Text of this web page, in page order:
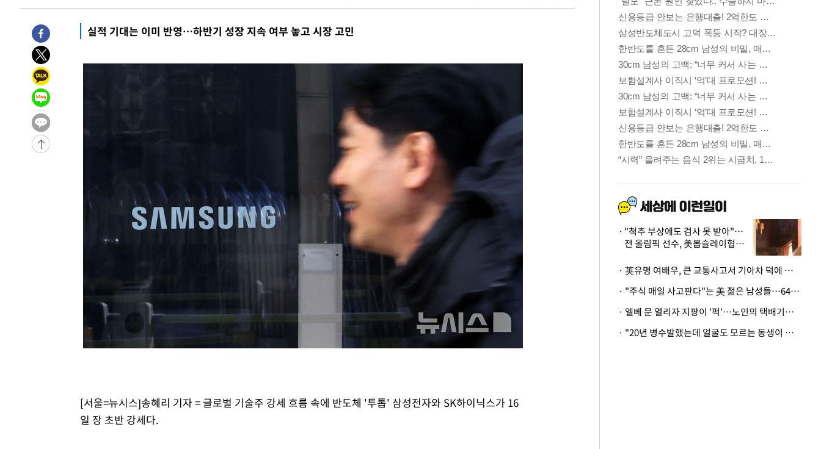
-2566초 전 >여수 오동도 해상서 모터보트 전복…1명 사망·1명 실종
20분 전 >
극한폭염 한풀 꺾이지만…'낮 최고 35도' 무더위, 열대야 계속[다음주 날
1시간 전 >
1시간 전 >
[속보]'압수수색·성접대 논란' 축구협회 "실망과 걱정 안겨드려 죄송"
4시간 전 >
6시간 전 >
-27395초 전 >
한민수·김용 순
-27348초 전 >
[속보]김민석, 與 전대 당원투표 누적 득표율 45.42%로 1위… 정
청래 44.56%
-26630초 전 >
[속보]與 당대표 경선, 제주·인천 권리당원 투표 김민석 승리
낮 최고 35도 '무더위'…동해안 시간당 30㎜ '강한 비'[내일날씨]
[속보]이강인 "감독님이 원하는 마음 느꼈고, 많은 트로피 원해 아
수도권 40도 육박 '펄펄'…동해안 일부 지역엔 호의주의보
강릉에 시간당 81.4㎜ 물폭탄…도로 잠기고 담벼락 붕괴
백운산서 80년근 천종산삼 9뿌리 발견…감정가 1.3억원
선재도서 해루질 나섰다 실종 60대, 닷새 만에 숨진 채 발견
남자 농구, 나고야 아시안게임서 '홈팀' 일본과 한일전
여수 오동도 해상서 모터보트 전복…1명 사망·1명 실종
극한폭염 한풀 꺾이지만…'낮 최고 35도' 무더위, 열대야 계속[다음주 날
'최고 37도' 폭염 지속…강원동해안 최대 150㎜ 비
[속보]뉴욕증시 상승 마감…S&P 0.6% 나스닥 1.3%↑
실적 기대는 이미 반영…하반기 성장 지속 여부 놓고 시장 고민
[서울=뉴시스]송혜리 기자 = 글로벌 기술주 강세 흐름 속에 반도체 '투톱' 삼성전자와 SK하이닉스가 16
일 장 초반 강세다.
"척추 부상에도 검사 못 받아"…
전 올림픽 선수, 美봅슬레이협회
· 英유명 여배우, 큰 교통사고서 기아차 덕에 살았다
· "주식 매일 사고판다"는 美 젊은 남성들…64%가 "나는 인생의 패배자“
· 엘베 문 열리자 지팡이 '퍽'…노인의 택배기사 폭행 이유
· "20년 병수발했는데 얼굴도 모르는 동생이 유산 절반을"…배다른 형제 상속권 있을까